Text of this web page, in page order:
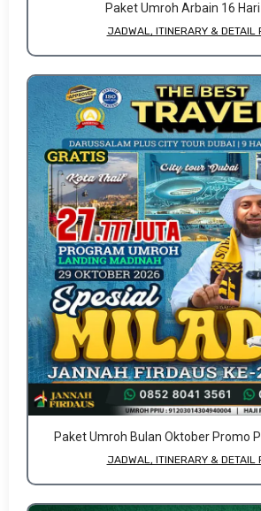
Paket Umroh Arbain 16
JADWAL, ITINERARY & DETAIL
Paket Umroh Bulan Oktober Promo
JADWAL, ITINERARY & DETAIL